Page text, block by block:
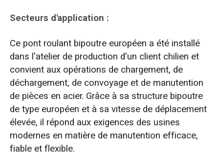
Secteurs d'application :
Ce pont roulant bipoutre européen a été installé
dans l'atelier de production d'un client chilien et
convient aux opérations de chargement, de
déchargement, de convoyage et de manutention
de pièces en acier. Grâce à sa structure bipoutre
de type européen et à sa vitesse de déplacement
élevée, il répond aux exigences des usines
modernes en matière de manutention efficace,
fiable et flexible.